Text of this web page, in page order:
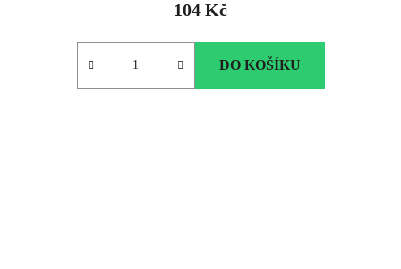
104 Kč
DO KOŠÍKU